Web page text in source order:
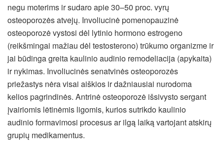
negu moterims ir sudaro apie 30–50 proc. vyrų
osteoporozės atvejų. Involiucinė pomenopauzinė
osteoporozė vystosi dėl lytinio hormono estrogeno
(reikšmingai mažiau dėl testosterono) trūkumo organizme ir
jai būdinga greita kaulinio audinio remodeliacija (apykaita)
ir nykimas. Involiucinės senatvinės osteoporozės
priežastys nėra visai aiškios ir dažniausiai nurodoma
kelios pagrindinės. Antrinė osteoporozė išsivysto sergant
įvairiomis lėtinėmis ligomis, kurios sutrikdo kaulinio
audinio formavimosi procesus ar ilgą laiką vartojant atskirų
grupių medikamentus.